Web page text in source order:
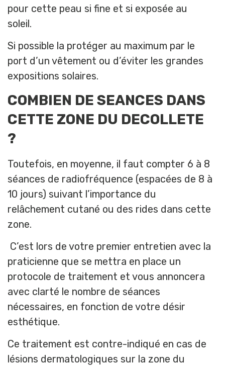
pour cette peau si fine et si exposée au
soleil.
Si possible la protéger au maximum par le
port d’un vêtement ou d’éviter les grandes
expositions solaires.
COMBIEN DE SEANCES DANS
CETTE ZONE DU DECOLLETE
?
Toutefois, en moyenne, il faut compter 6 à 8
séances de radiofréquence (espacées de 8 à
10 jours) suivant l’importance du
relâchement cutané ou des rides dans cette
zone.
C’est lors de votre premier entretien avec la
praticienne que se mettra en place un
protocole de traitement et vous annoncera
avec clarté le nombre de séances
nécessaires, en fonction de votre désir
esthétique.
Ce traitement est contre-indiqué en cas de
lésions dermatologiques sur la zone du